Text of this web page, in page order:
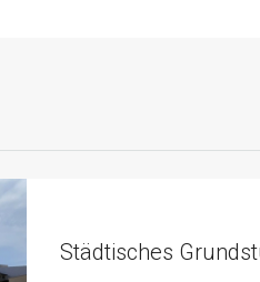
Städtisches